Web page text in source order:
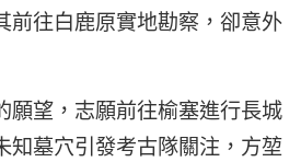
前往白鹿原實地勘察，卻意外
願望，志願前往榆塞進行長城
知墓穴引發考古隊關注，方堃